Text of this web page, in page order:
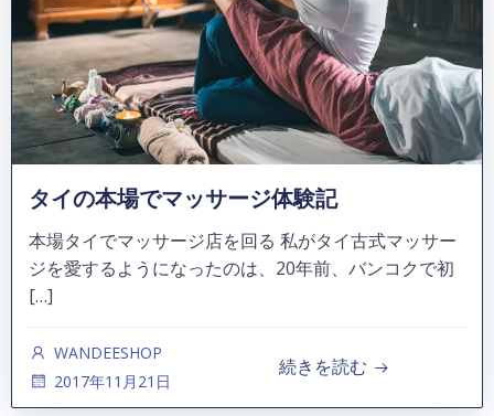
タイの本場でマッサージ体験記
本場タイでマッサージ店を回る 私がタイ古式マッサー
ジを愛するようになったのは、20年前、バンコクで初
[…]
WANDEESHOP
2017年11月21日
続きを読む